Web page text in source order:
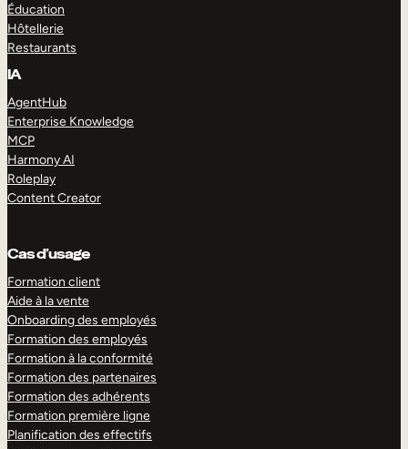
Éducation
Hôtellerie
Restaurants
IA
AgentHub
Enterprise Knowledge
MCP
Harmony AI
Roleplay
Content Creator
Cas d’usage
Formation client
Aide à la vente
Onboarding des employés
Formation des employés
Formation à la conformité
Formation des partenaires
Formation des adhérents
Formation première ligne
Planification des effectifs